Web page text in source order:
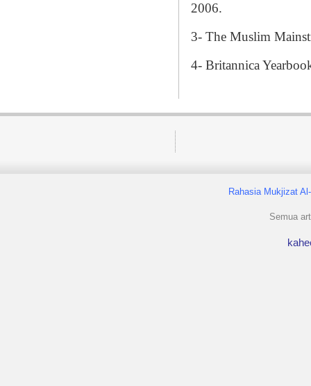
2006.
3- The Muslim
4- Britannica
Rahasia Mukjizat
Semua